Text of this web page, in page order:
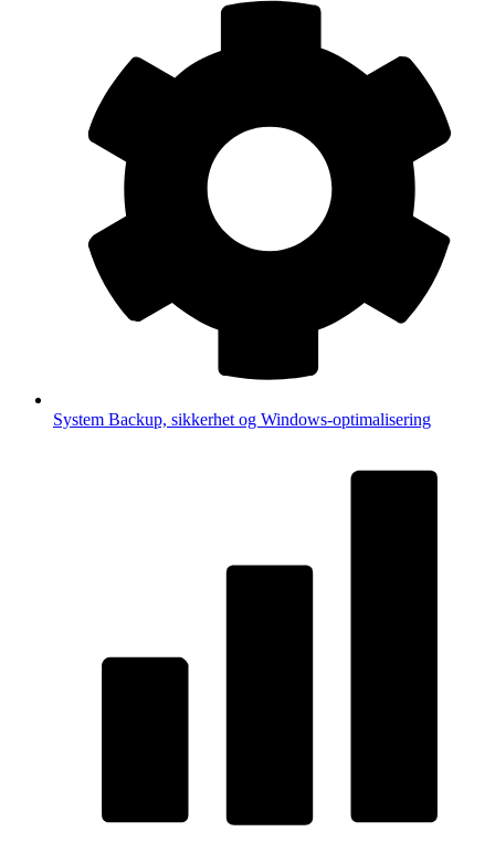
System Backup, sikkerhet og Windows-optimalisering